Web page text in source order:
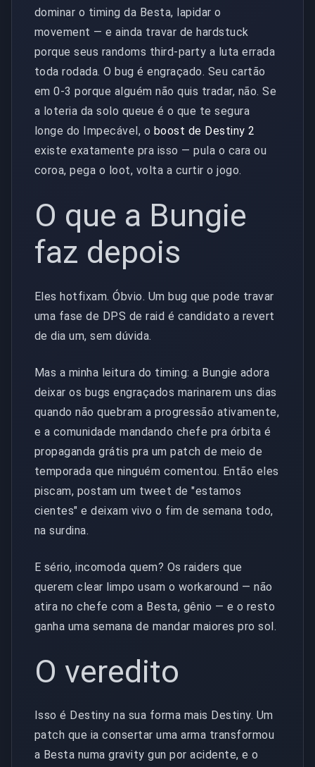
dominar o timing da Besta, lapidar o
movement — e ainda travar de hardstuck
porque seus randoms third-party a luta errada
toda rodada. O bug é engraçado. Seu cartão
em 0-3 porque alguém não quis tradar, não. Se
a loteria da solo queue é o que te segura
longe do Impecável, o boost de Destiny 2
existe exatamente pra isso — pula o cara ou
coroa, pega o loot, volta a curtir o jogo.
O que a Bungie
faz depois
Eles hotfixam. Óbvio. Um bug que pode travar
uma fase de DPS de raid é candidato a revert
de dia um, sem dúvida.
Mas a minha leitura do timing: a Bungie adora
deixar os bugs engraçados marinarem uns dias
quando não quebram a progressão ativamente,
e a comunidade mandando chefe pra órbita é
propaganda grátis pra um patch de meio de
temporada que ninguém comentou. Então eles
piscam, postam um tweet de "estamos
cientes" e deixam vivo o fim de semana todo,
na surdina.
E sério, incomoda quem? Os raiders que
querem clear limpo usam o workaround — não
atira no chefe com a Besta, gênio — e o resto
ganha uma semana de mandar maiores pro sol.
O veredito
Isso é Destiny na sua forma mais Destiny. Um
patch que ia consertar uma arma transformou
a Besta numa gravity gun por acidente, e o